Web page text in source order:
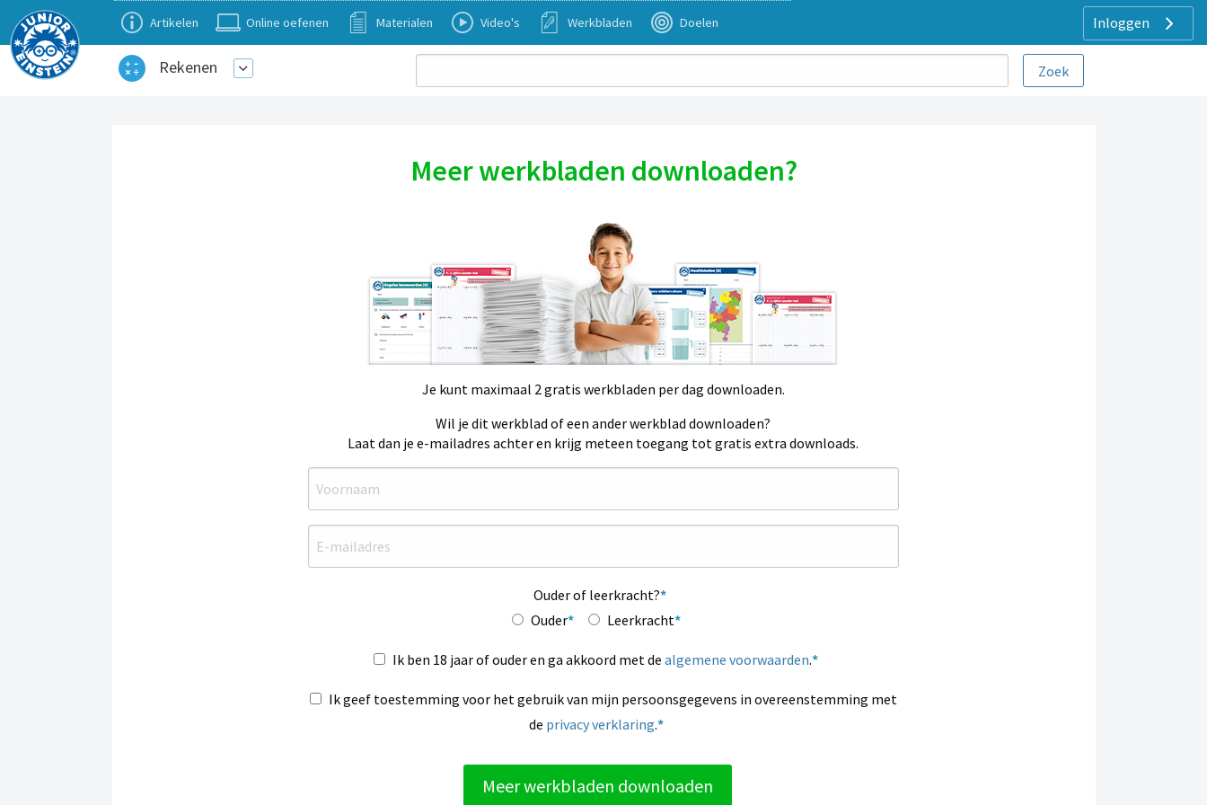
Inloggen
Artikelen Online oefenen Materialen Video's Werkbladen Doelen
Rekenen
Meer werkbladen downloaden?
Je kunt maximaal 2 gratis werkbladen per dag downloaden.
Wil je dit werkblad of een ander werkblad downloaden?
Laat dan je e-mailadres achter en krijg meteen toegang tot gratis extra downloads.
Ouder of leerkracht?
Ouder
Leerkracht
Ik ben 18 jaar of ouder en ga akkoord met dealgemene voorwaarden.
Ik geef toestemming voor het gebruik van mijn persoonsgegevens in overeenstemming met
de privacy verklaring.